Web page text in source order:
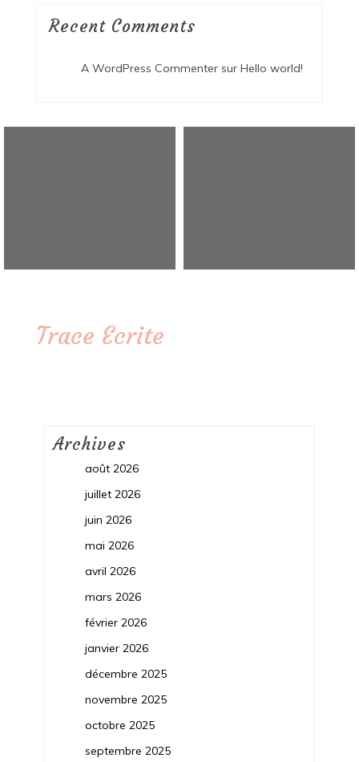
Recent Comments
A WordPress Commentersur Hello world!
Trace Ecrite
Archives
août 2026
juillet 2026
juin 2026
mai 2026
avril 2026
mars 2026
février 2026
janvier 2026
décembre 2025
novembre 2025
octobre 2025
septembre 2025